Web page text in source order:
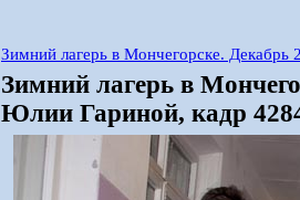
Зимний лагерь в Мончегорске.
Зимний лагерь в
Юлии Гариной, кадр